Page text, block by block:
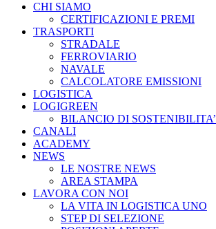
CHI SIAMO
CERTIFICAZIONI E PREMI
TRASPORTI
STRADALE
FERROVIARIO
NAVALE
CALCOLATORE EMISSIONI
LOGISTICA
LOGIGREEN
BILANCIO DI SOSTENIBILITA’
CANALI
ACADEMY
NEWS
LE NOSTRE NEWS
AREA STAMPA
LAVORA CON NOI
LA VITA IN LOGISTICA UNO
STEP DI SELEZIONE